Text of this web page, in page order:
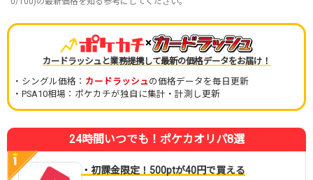
×
カードラッシュと業務提携して最新の価格データをお届け！
・シングル価格： カードラッシュの価格データを毎日更新
・PSA10相場：ポケカチが独自に集計・計測し更新
24時間いつでも！ポケカオリパ8選
・初課金限定！500ptが40円で買える